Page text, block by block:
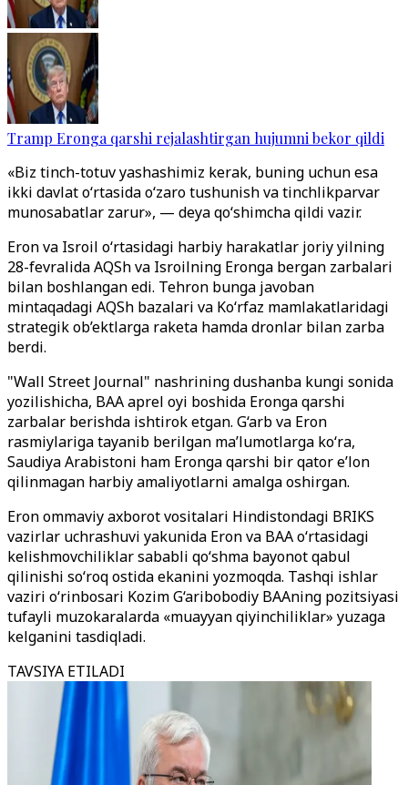
Tramp Eronga qarshi rejalashtirgan hujumni bekor qildi
«Biz tinch-totuv yashashimiz kerak, buning uchun esa
ikki davlat o‘rtasida o‘zaro tushunish va tinchlikparvar
munosabatlar zarur», — deya qo‘shimcha qildi vazir.
Eron va Isroil o‘rtasidagi harbiy harakatlar joriy yilning
28-fevralida AQSh va Isroilning Eronga bergan zarbalari
bilan boshlangan edi. Tehron bunga javoban
mintaqadagi AQSh bazalari va Ko‘rfaz mamlakatlaridagi
strategik ob’ektlarga raketa hamda dronlar bilan zarba
berdi.
"Wall Street Journal" nashrining dushanba kungi sonida
yozilishicha, BAA aprel oyi boshida Eronga qarshi
zarbalar berishda ishtirok etgan. G‘arb va Eron
rasmiylariga tayanib berilgan ma’lumotlarga ko‘ra,
Saudiya Arabistoni ham Eronga qarshi bir qator e’lon
qilinmagan harbiy amaliyotlarni amalga oshirgan.
Eron ommaviy axborot vositalari Hindistondagi BRIKS
vazirlar uchrashuvi yakunida Eron va BAA o‘rtasidagi
kelishmovchiliklar sababli qo‘shma bayonot qabul
qilinishi so‘roq ostida ekanini yozmoqda. Tashqi ishlar
vaziri o‘rinbosari Kozim G‘aribobodiy BAAning pozitsiyasi
tufayli muzokaralarda «muayyan qiyinchiliklar» yuzaga
kelganini tasdiqladi.
TAVSIYA ETILADI